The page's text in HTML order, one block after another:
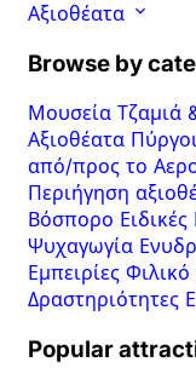
Αξιοθέατα
Browse by
Μουσεία Τζαμιά
Αξιοθέατα
από/προς το
Περιήγηση
Βόσπορο
Ψυχαγωγία
Εμπειρίες Φιλικό
Δραστηριότητες
Popular